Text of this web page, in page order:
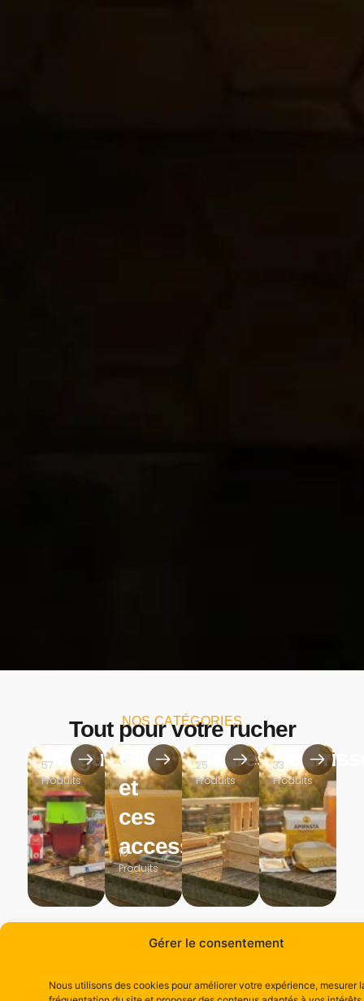
Gérer le consentement
Nous utilisons des cookies pour améliorer votre expérience, mesurer
NOS CATÉGORIES
Tout pour votre rucher
Droguerie
57
Produits
Cire
et
ces
accessoires
10
Produits
Cadres
25
Produits
33
Produits
coopérative au